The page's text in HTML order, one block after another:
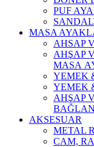
PUF
MASA
AHSAP
AHŞAP
MASA
YEMEK
YEMEK
AHŞAP
AKSESUAR
METAL
CAM,